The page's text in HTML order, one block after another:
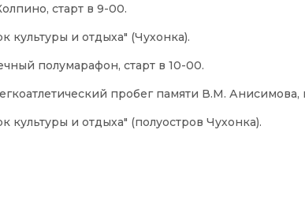
старт в 9-00.
культуры и отдыха" (Чухонка).
полумарафон, старт в 10-00.
пробег памяти В.М. Анисимова,
культуры и отдыха" (полуостров Чухонка).